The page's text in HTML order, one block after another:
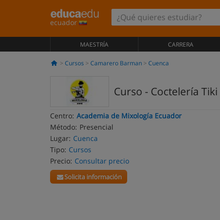
ecuador
MAESTRÍA CARRERA
Cursos Camarero Barman Cuenca
Curso - Coctelería Tiki
Centro: Academia de Mixología Ecuador
Método: Presencial
Lugar: Cuenca
Tipo: Cursos
Precio: Consultar precio
Solicita información